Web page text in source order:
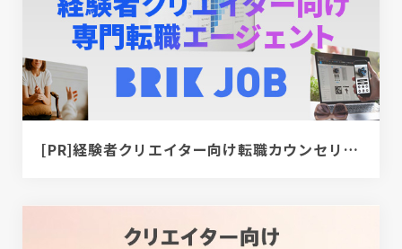
[PR]経験者クリエイター向け転職カウンセリング｜デザイナー / ディレクター / エンジニア